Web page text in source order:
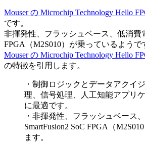
Mouser の Microchip Technology Hello
です。
非揮発性、フラッシュベース、低消費
FPGA（M2S010）が乗っているようで
Mouser の Microchip Technology Hello
の特徴を引用します。
・制御ロジックとデータアクイ
理、信号処理、人工知能アプリ
に最適です。
・非揮発性、フラッシュベース
SmartFusion2 SoC FPGA（
ます。